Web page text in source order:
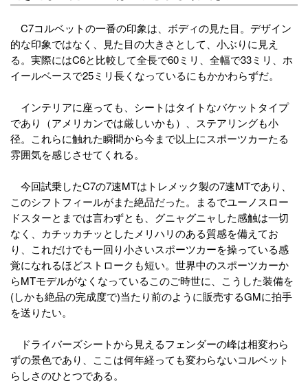
C7コルベットの一番の印象は、ボディの見た目。デザイン
的な印象ではなく、見た目の大きさとして、小ぶりに見え
る。実際にはC6と比較して全長で60ミリ、全幅で33ミリ、ホ
イールベースで25ミリ長くなっているにもかかわらずだ。
インテリアに座っても、シートはタイトなバケットタイプ
であり（アメリカンでは厳しいかも）、ステアリングも小
径。これらに触れた瞬間から今まで以上にスポーツカーたる
雰囲気を感じさせてくれる。
今回試乗したC7の7速MTはトレメック製の7速MTであり、
このシフトフィールがまた絶品だった。まるでユーノスロー
ドスターとまでは言わずとも、グニャグニャした感触は一切
なく、カチッカチッとしたメリハリのある質感を備えてお
り、これだけでも一回り小さいスポーツカーを操っている感
覚になれるほどストロークも短い。世界中のスポーツカーか
らMTモデルがなくなっているこのご時世に、こうした装備を
(しかも絶品の完成度で)当たり前のように販売するGMに拍手
を送りたい。
ドライバーズシートから見えるフェンダーの峰は相変わら
ずの景色であり、ここは何年経っても変わらないコルベット
らしさのひとつである。